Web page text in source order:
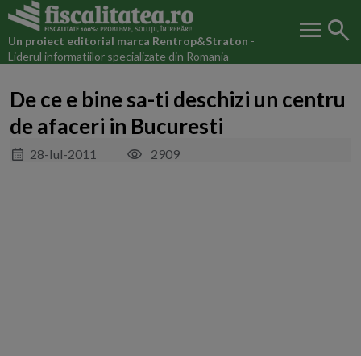
Un proiect editorial marca Rentrop&Straton -
Liderul informatiilor specializate din Romania
menu search
De ce e bine sa-ti deschizi un centru
de afaceri in Bucuresti
28-Iul-2011 2909